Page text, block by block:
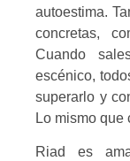
autoestima.
concretas,
Cuando
escénico,
superarlo y
Lo mismo que
Riad es